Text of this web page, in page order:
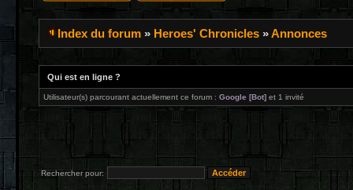
Index du forum » Heroes' Chronicles »Annonces
Qui est en ligne ?
Utilisateur(s) parcourant actuellement ce forum : Google [Bot] et 1 invité
Rechercher pour: